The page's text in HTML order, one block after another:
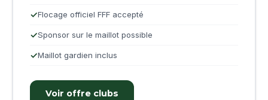
Flocage officiel FFF accepté
Sponsor sur le maillot possible
Maillot gardien inclus
Voir offre clubs